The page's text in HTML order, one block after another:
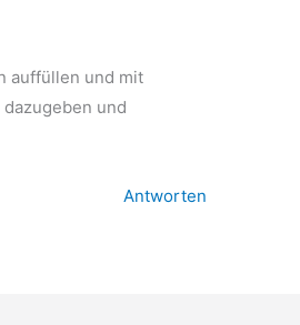
auffüllen und mit
und
Antworten